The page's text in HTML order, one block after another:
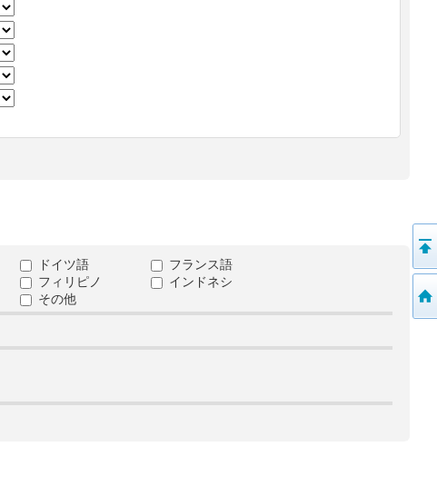
ドイツ語
フランス語
フィリピノ
インドネシ
その他